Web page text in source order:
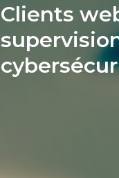
Clients